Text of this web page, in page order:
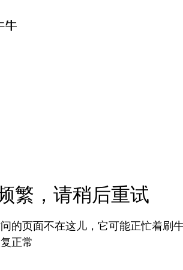
繁，请稍后重试
的页面不在这儿，它可能正忙着刷
正常